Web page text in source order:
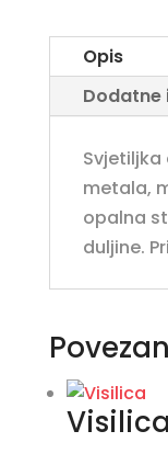
količina
Opis
metala,
opalna
duljine.
Visilica